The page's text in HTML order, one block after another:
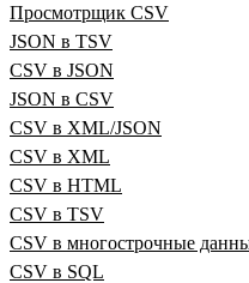
Просмотрщик CSV
JSON в TSV
CSV в JSON
JSON в CSV
CSV в XML/JSON
CSV в XML
CSV в HTML
CSV в TSV
CSV в многострочные
CSV в SQL